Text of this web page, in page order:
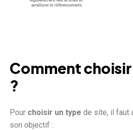
Comment
?
Pour choisir un type de site, il faut
son objectif :